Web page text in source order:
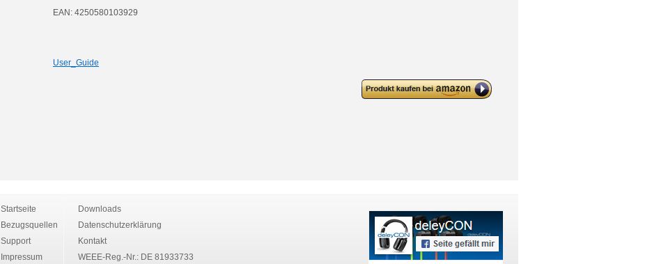
EAN: 4250580103929
User_Guide
deleyCON micro HDMI zu HDMI
Adapter
Startseite
Bezugsquellen
Support
Impressum
Downloads
Datenschutzerklärung
Kontakt
WEEE-Reg.-Nr.: DE 81933733